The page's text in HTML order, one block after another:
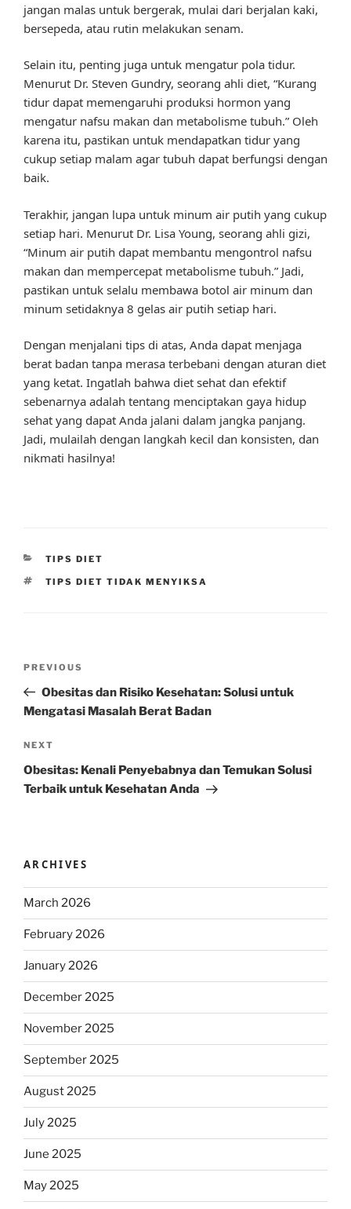
jangan malas untuk bergerak, mulai dari berjalan kaki,
bersepeda, atau rutin melakukan senam.
Selain itu, penting juga untuk mengatur pola tidur.
Menurut Dr. Steven Gundry, seorang ahli diet, “Kurang
tidur dapat memengaruhi produksi hormon yang
mengatur nafsu makan dan metabolisme tubuh.” Oleh
karena itu, pastikan untuk mendapatkan tidur yang
cukup setiap malam agar tubuh dapat berfungsi dengan
baik.
Terakhir, jangan lupa untuk minum air putih yang cukup
setiap hari. Menurut Dr. Lisa Young, seorang ahli gizi,
“Minum air putih dapat membantu mengontrol nafsu
makan dan mempercepat metabolisme tubuh.” Jadi,
pastikan untuk selalu membawa botol air minum dan
minum setidaknya 8 gelas air putih setiap hari.
Dengan menjalani tips di atas, Anda dapat menjaga
berat badan tanpa merasa terbebani dengan aturan diet
yang ketat. Ingatlah bahwa diet sehat dan efektif
sebenarnya adalah tentang menciptakan gaya hidup
sehat yang dapat Anda jalani dalam jangka panjang.
Jadi, mulailah dengan langkah kecil dan konsisten, dan
nikmati hasilnya!
CATEGORIES
TIPS DIET
TAGS
TIPS DIET TIDAK MENYIKSA
Previous
Post
PREVIOUS
Obesitas dan Risiko Kesehatan: Solusi untuk
Mengatasi Masalah Berat Badan
Next
Post
NEXT
Obesitas: Kenali Penyebabnya dan Temukan Solusi
Terbaik untuk Kesehatan Anda
ARCHIVES
March 2026
February 2026
January 2026
December 2025
November 2025
September 2025
August 2025
July 2025
June 2025
May 2025